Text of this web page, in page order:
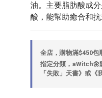
油。主要脂肪酸成
酸，能幫助癒合和
全店，購物滿$450包
指定分類，aWitch🌼
「失敗」天書》或《